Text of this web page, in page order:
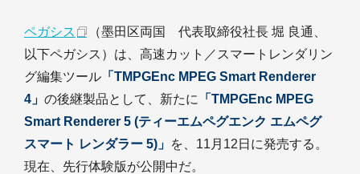
ペガシス
（墨田区両国 代表取締役社長 堀 良通、
以下ペガシス）は、高速カット／スマートレンダリン
グ編集ツール 「TMPGEnc MPEG Smart Renderer
4」 の後継製品として、新たに
「TMPGEnc MPEG
Smart Renderer 5 (ティーエムペグエンク エムペグ
スマート レンダラー 5)」 を、11月12日に発売する。
現在、先行体験版が公開中だ。